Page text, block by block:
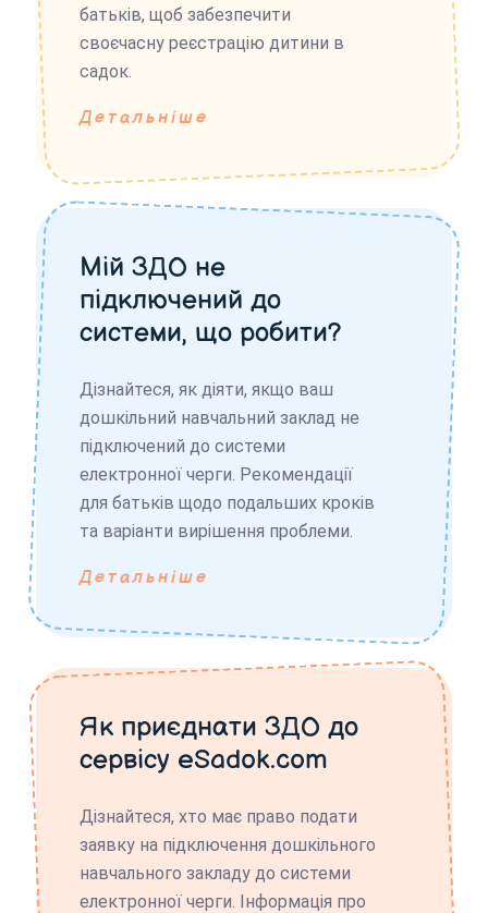
батьків, щоб забезпечити
своєчасну реєстрацію дитини в
садок.
Детальніше
Мій ЗДО не
підключений до
системи, що робити?
Дізнайтеся, як діяти, якщо ваш
дошкільний навчальний заклад не
підключений до системи
електронної черги. Рекомендації
для батьків щодо подальших кроків
та варіанти вирішення проблеми.
Детальніше
Як приєднати ЗДО до
сервісу eSadok.com
Дізнайтеся, хто має право подати
заявку на підключення дошкільного
навчального закладу до системи
електронної черги. Інформація про